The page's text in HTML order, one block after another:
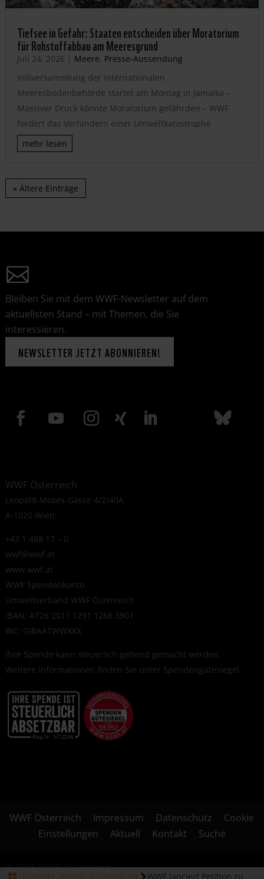
Tiefsee in Gefahr: Staaten entscheiden über Moratorium
für Rohstoffabbau am Meeresgrund
Juli 24, 2026 | Meere, Presse-Aussendung
Vollversammlung der internationalen
Meeresbodenbehörde startet am Montag in Jamaika –
Massiver Druck könnte Moratorium gefährden – WWF
fordert das Verhindern einer Umweltkatastrophe
mehr lesen
« Ältere Einträge
Bleiben Sie mit dem WWF-Newsletter auf dem
aktuellsten Stand – mit Themen, die Sie
interessieren.
NEWSLETTER JETZT ABONNIEREN!
WWF Österreich
Leopold-Moses-Gasse 4/2/40A
A-1020 Wien
+43 1 488 17 – 0
wwf@wwf.at
www.wwf.at
WWF Spendenkonto
Umweltverband WWF Österreich
IBAN: AT26 2011 1291 1268 3901
BIC: GIBAATWWXXX
Ihre Spende kann steuerlich geltend gemacht werden.
Weitere Informationen finden Sie unter Spendengütesiegel
WWF Österreich Impressum Datenschutz
Cookie
Einstellungen
Aktuell Kontakt Suche
© 2026 WWF Österreich
Startseite Presse-Aussendung WWF lanciert Petition zu